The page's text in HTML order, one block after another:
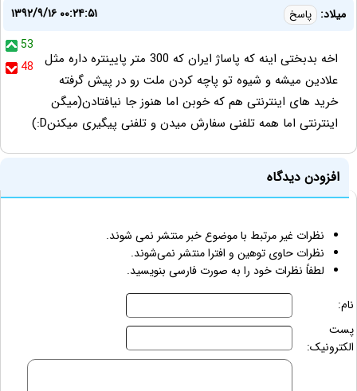
میلاد: پاسخ
۱۳۹۲/۹/۱۶ ۰۰:۲۴:۵۱
53
48
اخه بدبختی اینه که پاساژ ایران که 300 متر پایینتره داره مثل
علادین میشه و شیوه تو پاچه کردن ملت رو در پیش گرفته
خرید های اینترنتی هم که خوبن اما هنوز جا نیافتادن(میگن
اینترنتی اما همه تلفنی سفارش میدن و تلفنی پیگیری میکننD:)
افزودن دیدگاه
نظرات غیر مرتبط با موضوع خبر منتشر نمی شوند.
نظرات حاوی توهین و افترا منتشر نمی‌شوند.
لطفاً نظرات خود را به صورت فارسی بنویسید.
نام:
پست
الکترونیک: